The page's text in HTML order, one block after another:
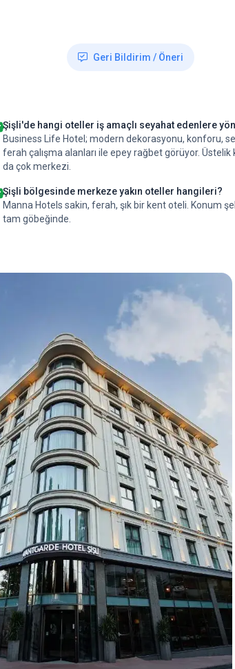
Geri Bildirim / Öneri
Şişli'de hangi oteller iş amaçlı seyahat edenlere
Business Life Hotel; modern dekorasyonu, konforu,
ferah çalışma alanları ile epey rağbet görüyor. Üstelik
da çok merkezi.
Şişli bölgesinde merkeze yakın oteller hangileri?
Manna Hotels sakin, ferah, şık bir kent oteli. Konum
tam göbeğinde.